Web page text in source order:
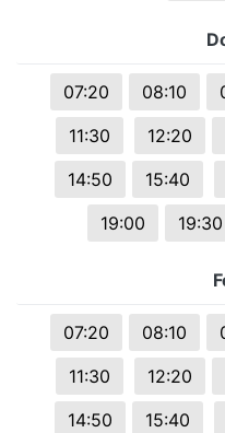
07:20 08:10
11:30
12:20
14:50
15:40
19:00
19:30
07:20 08:10
11:30
12:20
14:50
15:40